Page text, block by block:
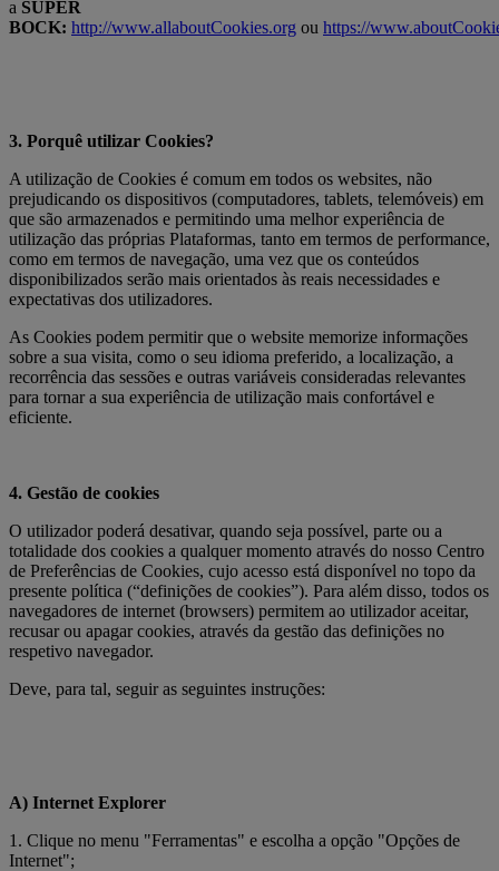
a SUPER
BOCK: http://www.allaboutCookies.org ou https://
3. Porquê utilizar Cookies?
A utilização de Cookies é comum em todos os websites, não
prejudicando os dispositivos (computadores, tablets, telemóveis) em
que são armazenados e permitindo uma melhor experiência de
utilização das próprias Plataformas, tanto em termos de performance,
como em termos de navegação, uma vez que os conteúdos
disponibilizados serão mais orientados às reais necessidades e
expectativas dos utilizadores.
As Cookies podem permitir que o website memorize informações
sobre a sua visita, como o seu idioma preferido, a localização, a
recorrência das sessões e outras variáveis consideradas relevantes
para tornar a sua experiência de utilização mais confortável e
eficiente.
4. Gestão de cookies
O utilizador poderá desativar, quando seja possível, parte ou a
totalidade dos cookies a qualquer momento através do nosso Centro
de Preferências de Cookies, cujo acesso está disponível no topo da
presente política (“definições de cookies”). Para além disso, todos os
navegadores de internet (browsers) permitem ao utilizador aceitar,
recusar ou apagar cookies, através da gestão das definições no
respetivo navegador.
Deve, para tal, seguir as seguintes instruções:
A) Internet Explorer
1. Clique no menu "Ferramentas" e escolha a opção "Opções de
Internet";